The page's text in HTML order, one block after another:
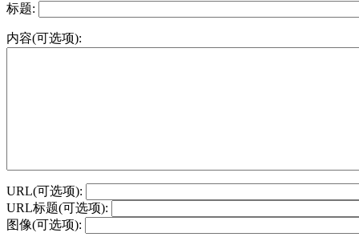
标题:
内容(可选项):
URL(可选项):
URL标题(可选项):
图像(可选项):